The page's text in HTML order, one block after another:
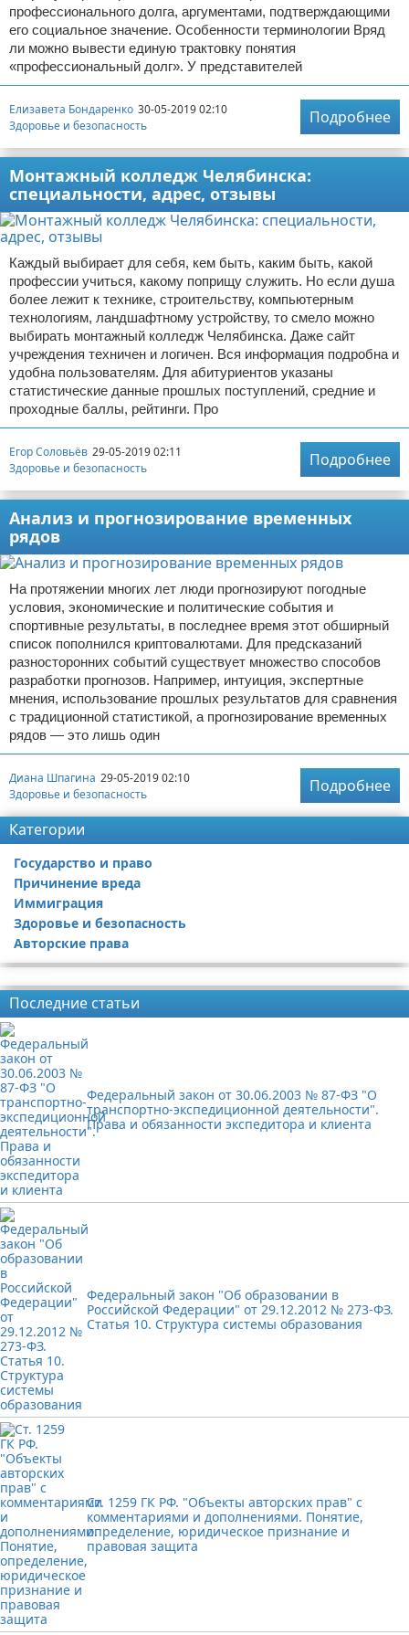
профессионального долга, аргументами, подтверждающими
его социальное значение. Особенности терминологии Вряд
ли можно вывести единую трактовку понятия
«профессиональный долг». У представителей
Елизавета Бондаренко 30-05-2019 02:10
Здоровье и безопасность
Подробнее
Монтажный колледж Челябинска:
специальности, адрес, отзывы
Каждый выбирает для себя, кем быть, каким быть, какой
профессии учиться, какому поприщу служить. Но если душа
более лежит к технике, строительству, компьютерным
технологиям, ландшафтному устройству, то смело можно
выбирать монтажный колледж Челябинска. Даже сайт
учреждения техничен и логичен. Вся информация подробна и
удобна пользователям. Для абитуриентов указаны
статистические данные прошлых поступлений, средние и
проходные баллы, рейтинги. Про
Егор Соловьёв 29-05-2019 02:11
Здоровье и безопасность
Подробнее
Анализ и прогнозирование временных
рядов
На протяжении многих лет люди прогнозируют погодные
условия, экономические и политические события и
спортивные результаты, в последнее время этот обширный
список пополнился криптовалютами. Для предсказаний
разносторонних событий существует множество способов
разработки прогнозов. Например, интуиция, экспертные
мнения, использование прошлых результатов для сравнения
с традиционной статистикой, а прогнозирование временных
рядов — это лишь один
Диана Шпагина 29-05-2019 02:10
Здоровье и безопасность
Подробнее
Категории
Государство и право
Причинение вреда
Иммиграция
Здоровье и безопасность
Авторские права
Последние статьи
Федеральный закон от 30.06.2003 № 87-ФЗ "О
транспортно-экспедиционной деятельности".
Права и обязанности экспедитора и клиента
Федеральный закон "Об образовании в
Российской Федерации" от 29.12.2012 № 273-ФЗ.
Статья 10. Структура системы образования
Ст. 1259 ГК РФ. "Объекты авторских прав" с
комментариями и дополнениями. Понятие,
определение, юридическое признание и
правовая защита